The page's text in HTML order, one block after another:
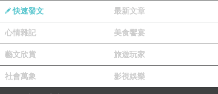
Day5：小倉市區-北九州空港-台灣：上午步行逛
小倉城
，下午從小倉站搭接駁車回北
九州空港。
快速發文 最新文章
心情雜記 美食饗宴
藝文欣賞 旅遊玩家
社會萬象 影視娛樂